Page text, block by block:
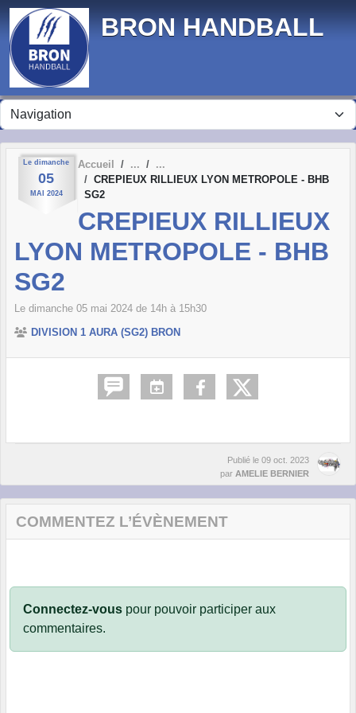
BRON HANDBALL
Le dimanche
05
MAI 2024
Accueil
CREPIEUX RILLIEUX LYON METROPOLE - BHB
SG2
CREPIEUX RILLIEUX
LYON METROPOLE - BHB
SG2
Le dimanche 05 mai 2024 de 14h à 15h30
DIVISION 1 AURA (SG2) BRON
Publié le 09 oct. 2023
par AMELIE BERNIER
COMMENTEZ L’ÉVÈNEMENT
Connectez-vous pour pouvoir participer aux
commentaires.
Panneau de gestion des cookies